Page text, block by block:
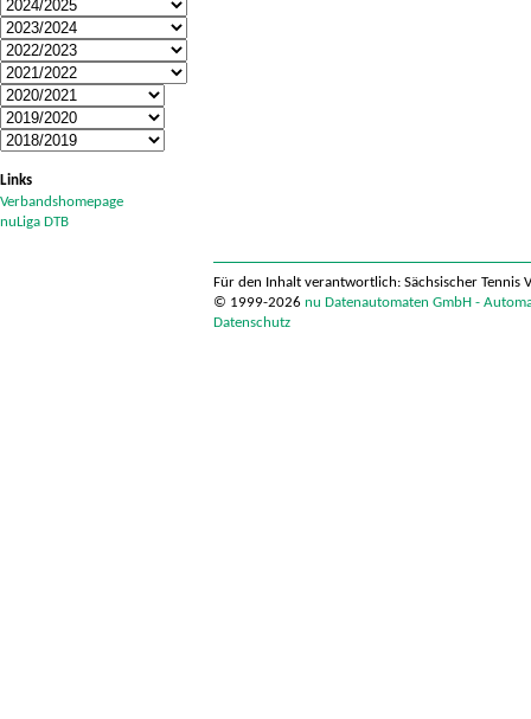
Links
Verbandshomepage
nuLiga DTB
Für den Inhalt verantwortlich: Sächsischer Tennis
© 1999-2026 nu Datenautomaten GmbH -
Datenschutz